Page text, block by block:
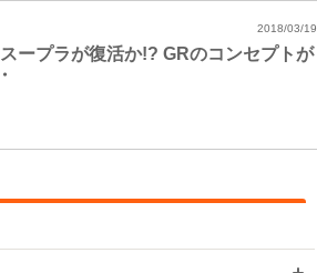
スープラが復活か!? GRのコンセプトが
2018/03/19